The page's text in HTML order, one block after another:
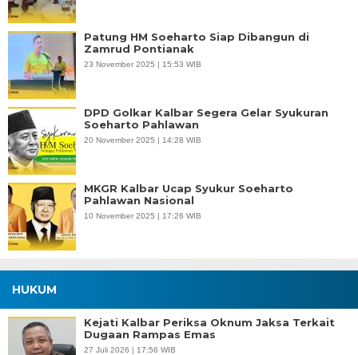
Patung HM Soeharto Siap Dibangun di
Zamrud Pontianak
23 November 2025 | 15:53 WIB
DPD Golkar Kalbar Segera Gelar Syukuran
Soeharto Pahlawan
20 November 2025 | 14:28 WIB
MKGR Kalbar Ucap Syukur Soeharto
Pahlawan Nasional
10 November 2025 | 17:26 WIB
HUKUM
Kejati Kalbar Periksa Oknum Jaksa Terkait
Dugaan Rampas Emas
27 Juli 2026 | 17:56 WIB